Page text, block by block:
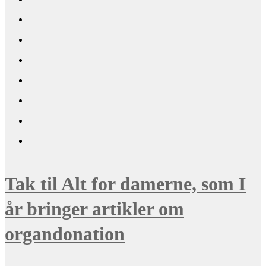
Tak til Alt for damerne, som I
år bringer artikler om
organdonation